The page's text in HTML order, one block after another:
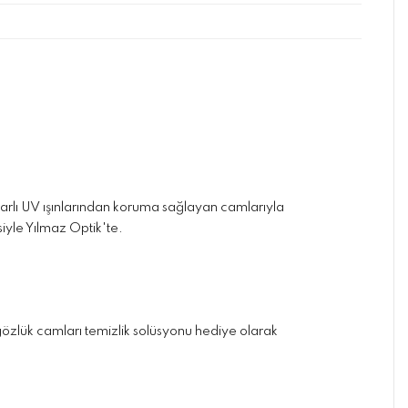
UV ışınlarından koruma sağlayan camlarıyla
Yılmaz Optik'te.
camları temizlik solüsyonu hediye olarak